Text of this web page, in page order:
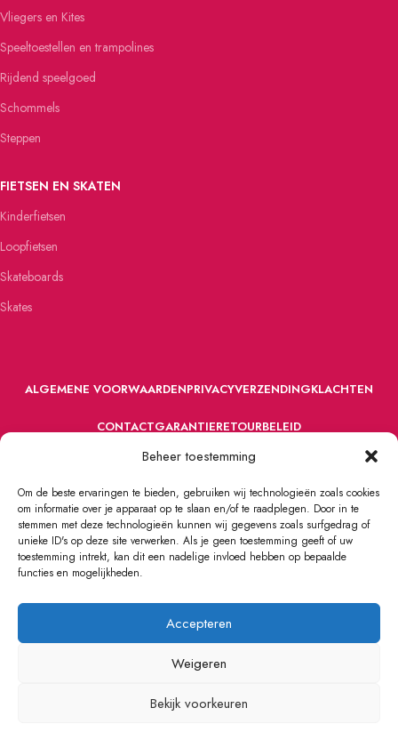
Beheer toestemming
Om de beste ervaringen te bieden, gebruiken wij technologieën zoals cookies
om informatie over je apparaat op te slaan en/of te raadplegen. Door in te
stemmen met deze technologieën kunnen wij gegevens zoals surfgedrag of
unieke ID's op deze site verwerken. Als je geen toestemming geeft of uw
toestemming intrekt, kan dit een nadelige invloed hebben op bepaalde
functies en mogelijkheden.
Accepteren
Weigeren
Bekijk voorkeuren
Vliegers en Kites
Speeltoestellen en trampolines
Rijdend speelgoed
Schommels
Steppen
FIETSEN EN SKATEN
Kinderfietsen
Loopfietsen
Skateboards
Skates
ALGEMENE VOORWAARDENPRIVACYVERZENDINGKLACHTEN
CONTACTGARANTIERETOURBELEID
VOORDEFUN.NL 2022 Powered by Handelsonderneming MELS.